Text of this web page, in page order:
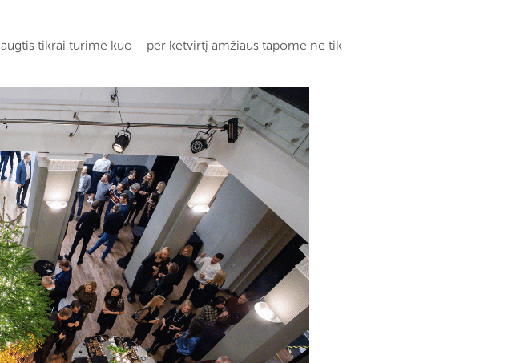
tikrai turime kuo – per ketvirtį amžiaus tapome ne tik